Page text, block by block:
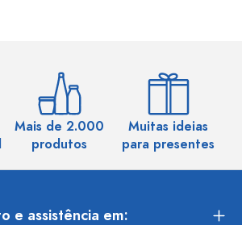
Mais de 2.000
produtos
Muitas ideias
para presentes
e assistência em: